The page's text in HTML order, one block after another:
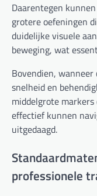
Daarentegen
grotere oefeningen
duidelijke visuele
beweging, wat
Bovendien,
snelheid en
middelgrote
effectief kunnen
uitgedaagd.
professionele